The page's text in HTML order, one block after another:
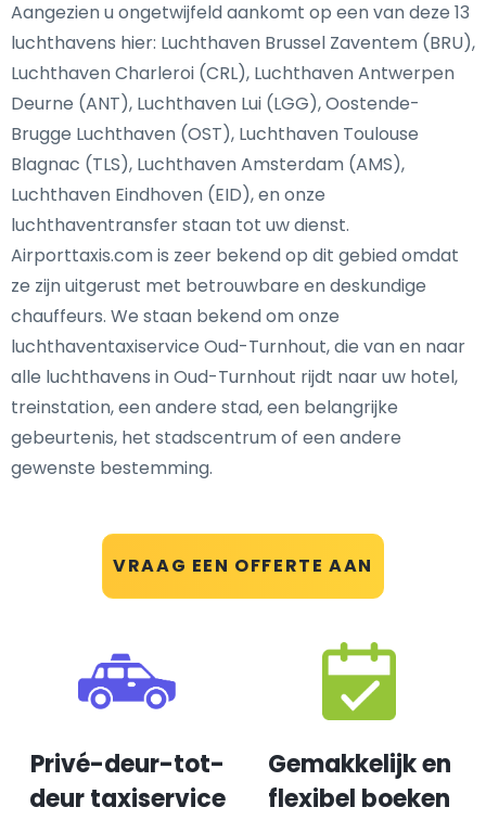
VRAAG EEN OFFERTE AAN
Aangezien u ongetwijfeld aankomt op een van deze 13
luchthavens hier: Luchthaven Brussel Zaventem (BRU),
Luchthaven Charleroi (CRL), Luchthaven Antwerpen
Deurne (ANT), Luchthaven Lui (LGG), Oostende-
Brugge Luchthaven (OST), Luchthaven Toulouse
Blagnac (TLS), Luchthaven Amsterdam (AMS),
Luchthaven Eindhoven (EID), en onze
luchthaventransfer staan tot uw dienst.
Airporttaxis.com is zeer bekend op dit gebied omdat
ze zijn uitgerust met betrouwbare en deskundige
chauffeurs. We staan bekend om onze
luchthaventaxiservice Oud-Turnhout, die van en naar
alle luchthavens in Oud-Turnhout rijdt naar uw hotel,
treinstation, een andere stad, een belangrijke
gebeurtenis, het stadscentrum of een andere
gewenste bestemming.
Privé-deur-tot-
deur taxiservice
Gemakkelijk en
flexibel boeken